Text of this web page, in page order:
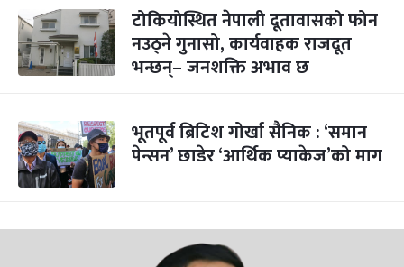
टोकियोस्थित नेपाली दूतावासको फोन
नउठ्ने गुनासो, कार्यवाहक राजदूत
भन्छन्– जनशक्ति अभाव छ
भूतपूर्व ब्रिटिश गोर्खा सैनिक : ‘समान
पेन्सन’ छाडेर ‘आर्थिक प्याकेज’को माग